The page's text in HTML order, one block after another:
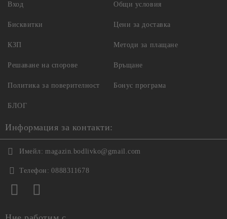
Вход Общи условия
Бисквитки
КЗП
Решаване на спорове
Политика за поверителност
Цени за доставка
Методи за плащане
Връщане
Бонус програма
БЛОГ
Информация за контакти:
Имейл: magazin.bodlivko@gmail.com
Телефон: 0888311678